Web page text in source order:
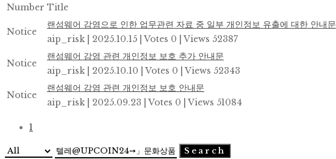
Number Title
Notice
랜섬웨어 감염으로 인한 업무관련 자료 중 일부 개인정보 유출에 대한 안내문
aip_risk
2025.10.15 Votes 0 Views 52387
Notice
랜섬웨어 감염 관련 개인정보 보호 추가 안내문
aip_risk
2025.10.10 Votes 0 Views 52343
Notice
랜섬웨어 감염 관련 개인정보 보호 안내문
aip_risk
2025.09.23 Votes 0 Views 51084
1
Search